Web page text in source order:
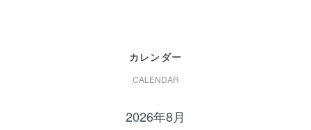
カレンダー
CALENDAR
2026年8月